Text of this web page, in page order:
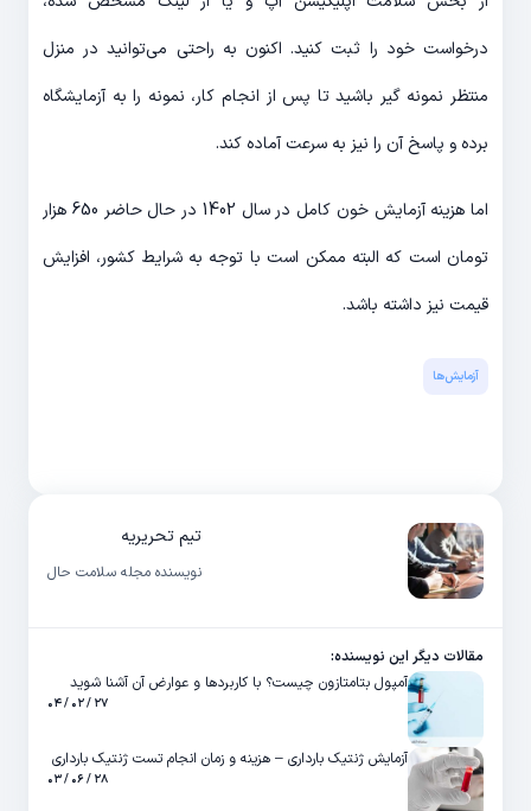
درخواست خود را ثبت کنید. اکنون به راحتی می‌توانید در منزل
منتظر نمونه گیر باشید تا پس از انجام کار، نمونه را به آزمایشگاه
برده و پاسخ آن را نیز به سرعت آماده کند.
اما هزینه آزمایش خون کامل در سال 1402 در حال حاضر 650 هزار
تومان است که البته ممکن است با توجه به شرایط کشور، افزایش
قیمت نیز داشته باشد.
آزمایش‌‌ها
تیم تحریریه
نویسنده مجله سلامت حال
مقالات دیگر این نویسنده:
آمپول بتامتازون چیست؟ با کاربردها و عوارض آن آشنا شوید
۲۷ / ۰۲ / ۰۴
آزمایش ژنتیک بارداری – هزینه و زمان انجام تست ژنتیک بارداری
۲۸ / ۰۶ / ۰۳